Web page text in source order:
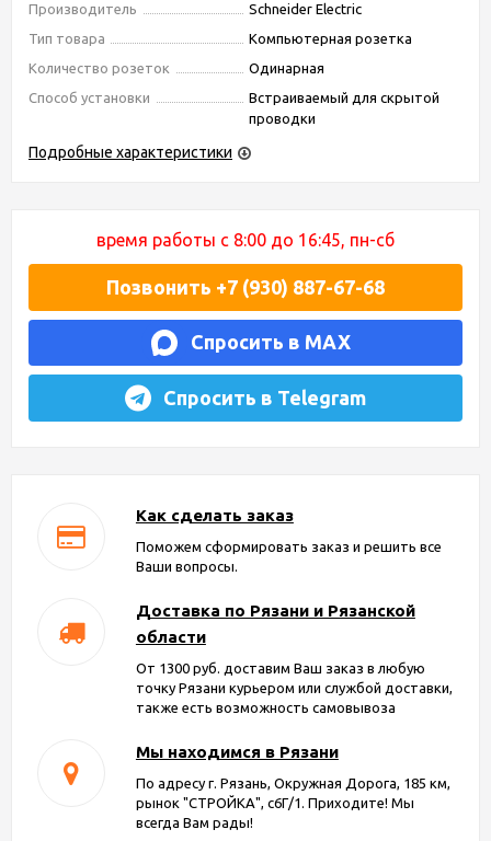
Производитель
Schneider Electric
Тип товара
Компьютерная розетка
Количество розеток
Одинарная
Способ установки
Встраиваемый для скрытой
проводки
Подробные характеристики
время работы с 8:00 до 16:45, пн-сб
Позвонить +7 (930) 887-67-68
Спросить в MAX
Спросить в Telegram
Как сделать заказ
Поможем сформировать заказ и решить все
Ваши вопросы.
Доставка по Рязани и Рязанской
области
От 1300 руб. доставим Ваш заказ в любую
точку Рязани курьером или службой доставки,
также есть возможность самовывоза
Мы находимся в Рязани
По адресу г. Рязань, Окружная Дорога, 185 км,
рынок "СТРОЙКА", с6Г/1. Приходите! Мы
всегда Вам рады!